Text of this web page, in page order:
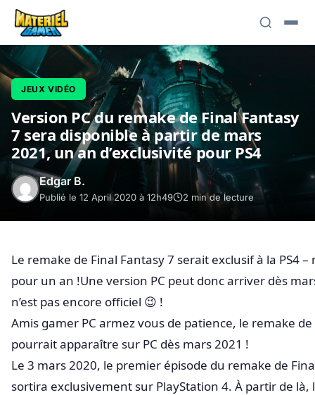
JEUX VIDÉO
Version PC du remake de Final Fantasy
7 sera disponible à partir de mars
2021, un an d’exclusivité pour PS4
Edgar B.
Publié le 12 April 2020 à 12h49 2 min de lecture
Le remake de Final Fantasy 7 serait exclusif à la PS4
pour un an !Une version PC peut donc arriver dès
n’est pas encore officiel 😉 !
Amis gamer PC armez vous de patience, le remake
pourrait apparaître sur PC dès mars 2021 !
Le 3 mars 2020, le premier épisode du remake de
sortira exclusivement sur PlayStation 4. À partir de là,